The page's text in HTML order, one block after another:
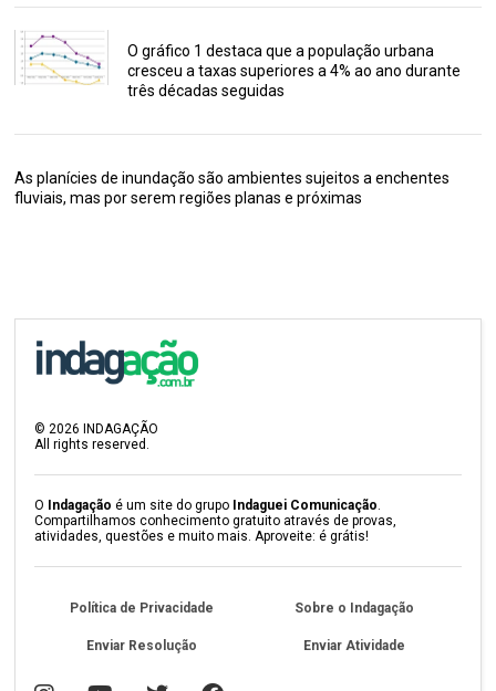
O gráfico 1 destaca que a população urbana
cresceu a taxas superiores a 4% ao ano durante
três décadas seguidas
As planícies de inundação são ambientes sujeitos a enchentes
fluviais, mas por serem regiões planas e próximas
©2026 INDAGAÇÃO
All rights reserved.
O Indagação é um site do grupo Indaguei Comunicação.
Compartilhamos conhecimento gratuito através de provas,
atividades, questões e muito mais. Aproveite: é grátis!
Política de Privacidade Sobre o Indagação
Enviar Resolução Enviar Atividade